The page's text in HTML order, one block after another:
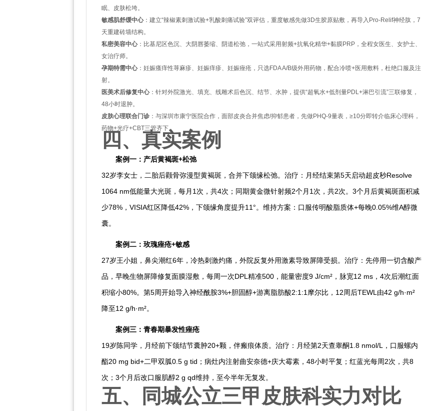
眠、皮肤松垮。
敏感肌舒缓中心：建立“辣椒素刺激试验+乳酸刺痛试验”双评估，重度敏感先做3D生胶原贴敷，再导入Pro-Relif神经肽，7
天重建砖墙结构。
私密美容中心：比基尼区色沉、大阴唇萎缩、阴道松弛，一站式采用射频+抗氧化精华+黏膜PRP，全程女医生、女护士、
女治疗师。
孕期特需中心：妊娠瘙痒性荨麻疹、妊娠痒疹、妊娠痤疮，只选FDA A/B级外用药物，配合冷喷+医用敷料，杜绝口服及注
射。
医美术后修复中心：针对外院激光、填充、线雕术后色沉、结节、水肿，提供“超氧水+低剂量PDL+淋巴引流”三联修复，
48小时退肿。
皮肤心理联合门诊 ：与深圳市康宁医院合作，面部皮炎合并焦虑/抑郁患者，先做PHQ-9量表，≥10分即转介临床心理科，
药物+光疗+CBT三管齐下。
四、真实案例
案例一：产后黄褐斑+松弛
32岁李女士，二胎后颧骨弥漫型黄褐斑，合并下颌缘松弛。治疗：月经结束第5天启动超皮秒Resolve
1064 nm低能量大光斑，每月1次，共4次；同期黄金微针射频2个月1次，共2次。3个月后黄褐斑面积减
少78%，VISIA红区降低42%，下颌缘角度提升11°。维持方案：口服传明酸脂质体+每晚0.05%维A醇微
囊。
案例二：玫瑰痤疮+敏感
27岁王小姐，鼻尖潮红6年，冷热刺激灼痛，外院反复外用激素导致屏障受损。治疗：先停用一切含酸产
品，早晚生物屏障修复面膜湿敷，每周一次DPL精准500，能量密度9 J/cm²，脉宽12 ms，4次后潮红面
积缩小80%。第5周开始导入神经酰胺3%+胆固醇+游离脂肪酸2:1:1摩尔比，12周后TEWL由42 g/h·m²
降至12 g/h·m²。
案例三：青春期暴发性痤疮
19岁陈同学，月经前下颌结节囊肿20+颗，伴瘢痕体质。治疗：月经第2天查睾酮1.8 nmol/L，口服螺内
酯20 mg bid+二甲双胍0.5 g tid；病灶内注射曲安奈德+庆大霉素，48小时平复；红蓝光每周2次，共8
次；3个月后改口服肌醇2 g qd维持，至今半年无复发。
五、同城公立三甲皮肤科实力对比